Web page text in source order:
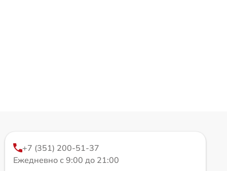
+7 (351) 200-51-37
Ежедневно с 9:00 до 21:00